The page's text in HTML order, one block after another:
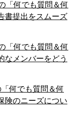
「何でも質問＆何
書提出をスムーズ
「何でも質問＆何
メンバーをどう
何でも質問＆何
険のニーズについ